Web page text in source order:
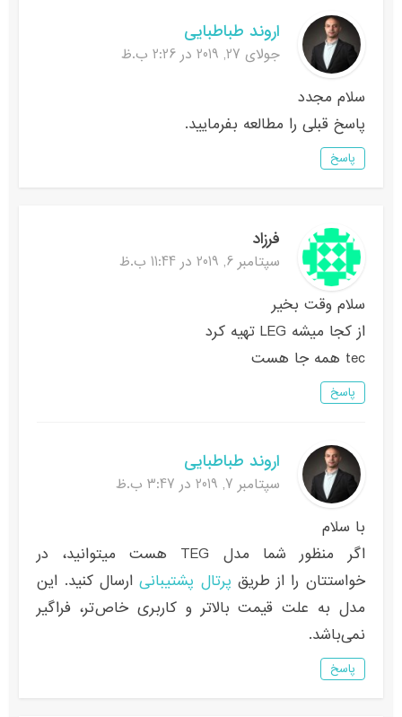
اروند طباطبایی
جولای 27, 2019 در 2:26 ب.ظ
سلام مجدد
پاسخ قبلی را مطالعه بفرمایید.
پاسخ
فرزاد
سپتامبر 6, 2019 در 11:44 ب.ظ
سلام وقت بخیر
از کجا میشه LEG تهیه کرد
tec همه جا هست
پاسخ
اروند طباطبایی
سپتامبر 7, 2019 در 3:47 ب.ظ
با سلام
اگر منظور شما مدل TEG هست میتوانید، در
خواستتان را از طریق پرتال پشتیبانیارسال کنید. این
مدل به علت قیمت بالاتر و کاربری خاص‌تر، فراگیر
نمی‌باشد.
پاسخ